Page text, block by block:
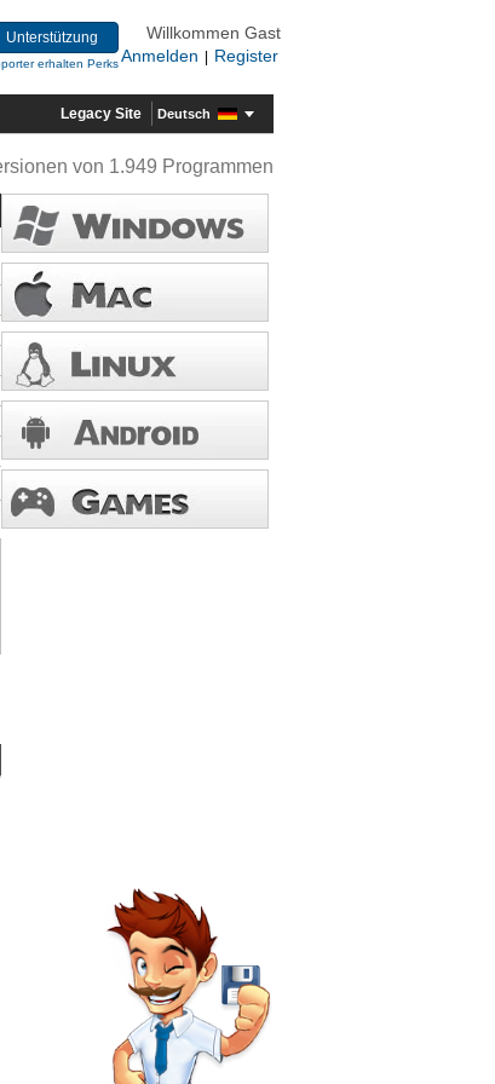
Unterstützung
erhalten Perks
Willkommen Gast
Anmelden
Register
Legacy Site Deutsch
von 1.949 Programmen